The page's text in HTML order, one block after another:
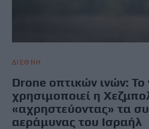
ΔΙΕΘΝΗ
Drone οπτικών ινών:
χρησιμοποιεί η
«αχρηστεύoντας» τα
αεράμυνας του Ισραήλ